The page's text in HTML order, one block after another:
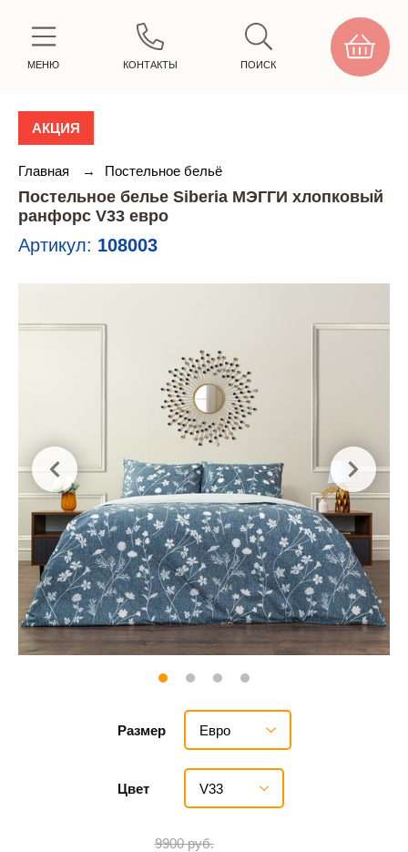
МЕНЮ КОНТАКТЫ ПОИСК
АКЦИЯ
Главная → Постельное бельё
Постельное белье Siberia МЭГГИ хлопковый
ранфорс V33 евро
Артикул: 108003
Размер Евро
Цвет V33
9900 руб.